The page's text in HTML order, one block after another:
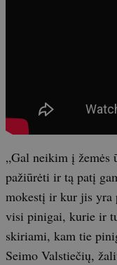
„Gal neikim į žemės
pažiūrėti ir tą patį
mokestį ir kur jis yra
visi pinigai, kurie ir
skiriami, kam tie
Seimo Valstiečių,